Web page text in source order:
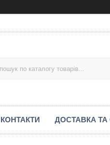
КОНТАКТИ ДОСТАВКА ТА